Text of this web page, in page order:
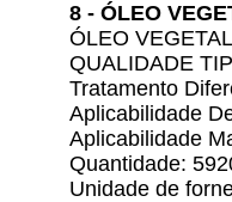
8 - ÓLEO
ÓLEO
QUALIDADE
Tratamento
Aplicabilidade
Aplicabilidade
Quantidade:
Unidade de